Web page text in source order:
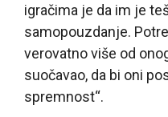
igračima je da im je
samopouzdanje.
verovatno više od
suočavao, da bi oni
spremnost“.